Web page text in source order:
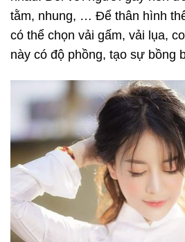
tằm, nhung, … Để thân hình
có thể chọn vải gấm, vải lụa,
này có độ phồng, tạo sự bồng